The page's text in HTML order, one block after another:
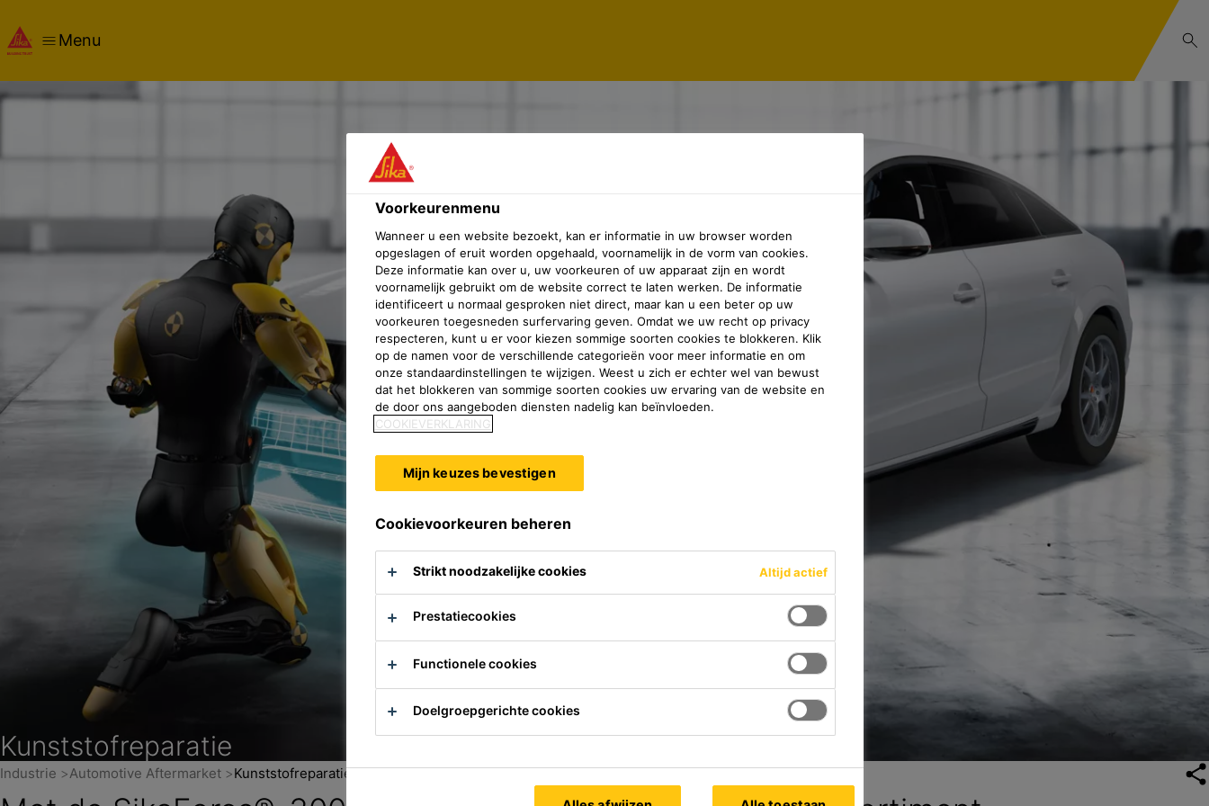
Menu
Kunststofreparatie
Industrie Automotive Aftermarket Kunststofreparatie
Voorkeurenmenu
Wanneer u een website bezoekt, kan er informatie in uw browser worden
opgeslagen of eruit worden opgehaald, voornamelijk in de vorm van cookies.
Deze informatie kan over u, uw voorkeuren of uw apparaat zijn en wordt
voornamelijk gebruikt om de website correct te laten werken. De informatie
identificeert u normaal gesproken niet direct, maar kan u een beter op uw
voorkeuren toegesneden surfervaring geven. Omdat we uw recht op privacy
respecteren, kunt u er voor kiezen sommige soorten cookies te blokkeren. Klik
op de namen voor de verschillende categorieën voor meer informatie en om
onze standaardinstellingen te wijzigen. Weest u zich er echter wel van bewust
dat het blokkeren van sommige soorten cookies uw ervaring van de website en
de door ons aangeboden diensten nadelig kan beïnvloeden.
COOKIEVERKLARING
Mijn keuzes bevestigen
Cookievoorkeuren beheren
Strikt noodzakelijke cookies Altijd actief
Prestatiecookies
Functionele cookies
Doelgroepgerichte cookies